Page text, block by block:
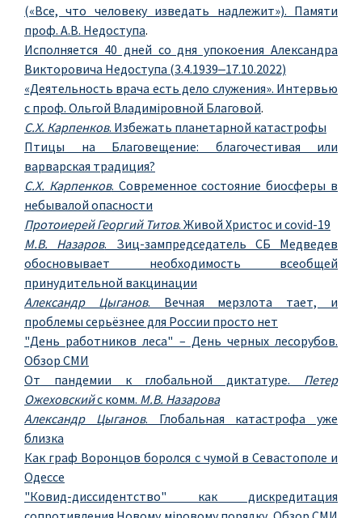
(«Все, что человеку изведать надлежит»). Памяти
проф. А.В. Недоступа.
Исполняется 40 дней со дня упокоения Александра
Викторовича Недоступа (3.4.1939‒17.10.2022)
«Деятельность врача есть дело служения». Интервью
с проф. Ольгой Владимiровной Благовой.
С.Х. Карпенков. Избежать планетарной катастрофы
Птицы на Благовещение: благочестивая или
варварская традиция?
С.Х. Карпенков. Современное состояние биосферы в
небывалой опасности
Протоиерей Георгий Титов. Живой Христос и covid-19
М.В. Назаров. Зиц-зампредседатель СБ Медведев
обосновывает необходимость всеобщей
принудительной вакцинации
Александр Цыганов. Вечная мерзлота тает, и
проблемы серьёзнее для России просто нет
"День работников леса" – День черных лесорубов.
Обзор СМИ
От пандемии к глобальной диктатуре. Петер
Ожеховскийс комм. М.В. Назарова
Александр Цыганов. Глобальная катастрофа уже
близка
Как граф Воронцов боролся с чумой в Севастополе и
Одессе
"Ковид-диссидентство" как дискредитация